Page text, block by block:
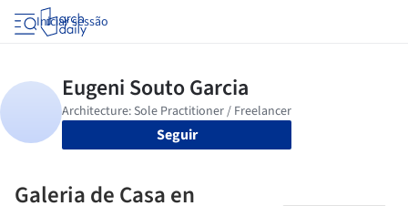
Iniciar sessão
Seguir
Galeria de Casa en